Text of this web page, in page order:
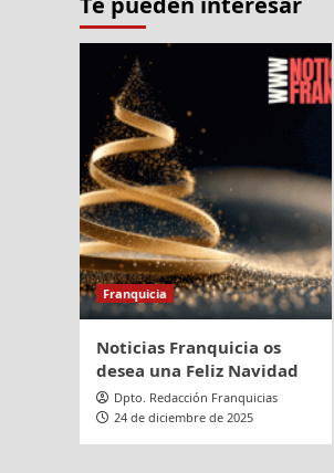
Franquicia
Noticias Franquicia os
desea una Feliz Navidad
Dpto. Redacción Franquicias
24 de diciembre de 2025